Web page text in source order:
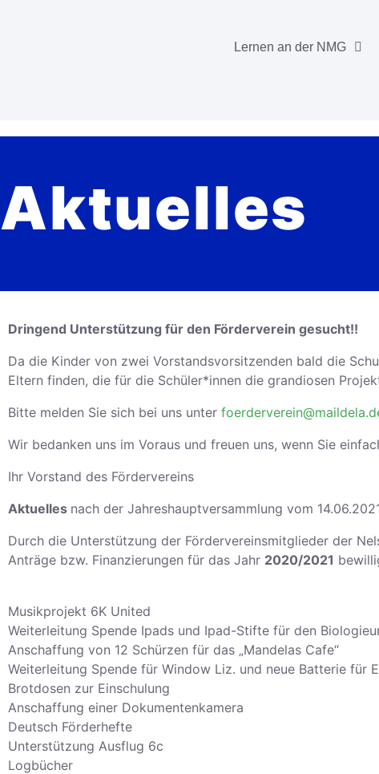
Lernen an der NMG
Aktuelles
Dringend Unterstützung für den Förderverein gesucht!!
Da die Kinder von zwei Vorstandsvorsitzenden bald die
Eltern finden, die für die Schüler*innen die grandiosen
Bitte melden Sie sich bei uns unter
Wir bedanken uns im Voraus und freuen uns, wenn Sie
Ihr Vorstand des Fördervereins
Aktuelles nach der Jahreshauptversammlung vom
Durch die Unterstützung der Fördervereinsmitglieder der
Anträge bzw. Finanzierungen für das Jahr 2020/2021
Musikprojekt 6K United
Weiterleitung Spende Ipads und Ipad-Stifte für den
Anschaffung von 12 Schürzen für das „Mandelas Cafe“
Weiterleitung Spende für Window Liz. und neue Batterie für
Brotdosen zur Einschulung
Anschaffung einer Dokumentenkamera
Deutsch Förderhefte
Unterstützung Ausflug 6c
Logbücher